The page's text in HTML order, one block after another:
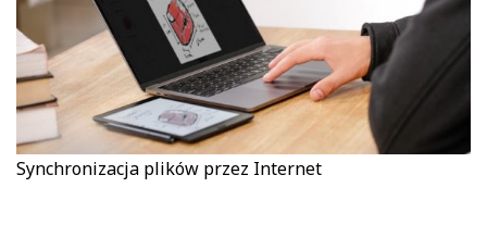
Synchronizacja plików przez Internet